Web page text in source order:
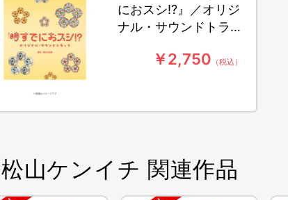
におスシ!?』／オリジ
ナル・サウンドトラ
￥2,750 （税込）
松山ケンイチ 関連作品